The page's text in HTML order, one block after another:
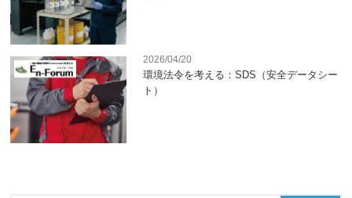
2026/04/20
環境法令を考える：SDS（安全データシー
ト）